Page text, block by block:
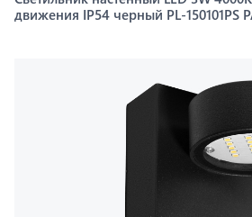
движения IP54 черный PL-150101PS